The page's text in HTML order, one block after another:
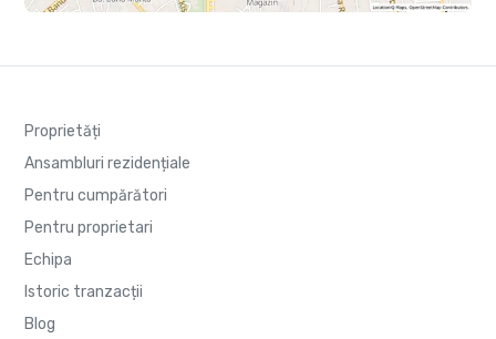
Proprietăți
Ansambluri rezidențiale
Pentru cumpărători
Pentru proprietari
Echipa
Istoric tranzacții
Blog